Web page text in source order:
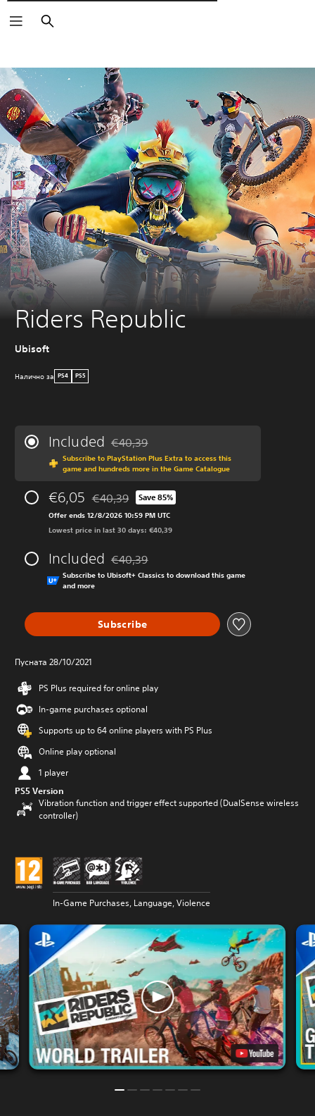
Търсене
Riders Republic
Ubisoft
Налично за PS4 PS5
Included Discounted from original price of €40,39
€40,39
Subscribe to PlayStation Plus Extra to access this
game and hundreds more in the Game Catalogue
€6,05 Discounted from original price of €40,39
€40,39 Save 85%
Offer ends 12/8/2026 10:59 PM UTC
Lowest price in last 30 days: €40,39
Included Discounted from original price of €40,39
€40,39
Subscribe to Ubisoft+ Classics to download this game
and more
Subscribe
Пусната 28/10/2021
PS Plus required for online play
In-game purchases optional
Supports up to 64 online players with PS Plus
Online play optional
1 player
PS5 Version
Vibration function and trigger effect supported (DualSense wireless
controller)
In-Game Purchases, Language, Violence